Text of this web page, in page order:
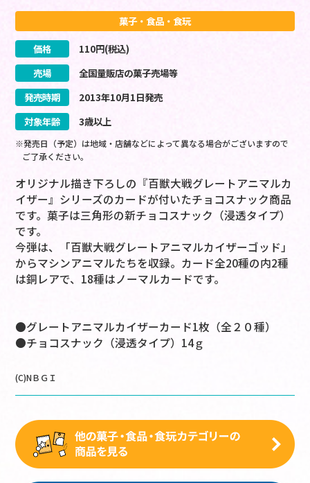
菓子・食品・食玩
価格 110円(税込)
売場
全国量販店の菓子売場等
発売時期
2013年10月1日発売
対象年齢
3歳以上
※発売日（予定）は地域・店舗などによって異なる場合がございますので
ご了承ください。
オリジナル描き下ろしの『百獣大戦グレートアニマルカ
イザー』シリーズのカードが付いたチョコスナック商品
です。菓子は三角形の新チョコスナック（浸透タイプ）
です。
今弾は、「百獣大戦グレートアニマルカイザーゴッド」
からマシンアニマルたちを収録。カード全20種の内2種
は銅レアで、18種はノーマルカードです。
●グレートアニマルカイザーカード1枚（全２０種）
●チョコスナック（浸透タイプ）14ｇ
(C)NＢＧＩ